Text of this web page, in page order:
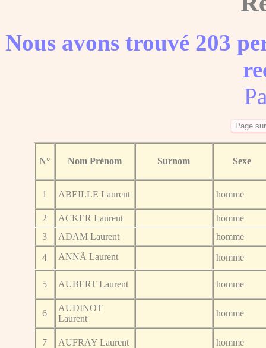
Nous avons trouvé 203
N° Nom Prénom Surnom Sexe
1 ABEILLE Laurent homme
2 ACKER Laurent
homme
3
ADAM Laurent homme
4 ANNÃ Laurent homme
5 AUBERT Laurent homme
6
AUDINOT
Laurent
homme
7 AUFRAY Laurent homme